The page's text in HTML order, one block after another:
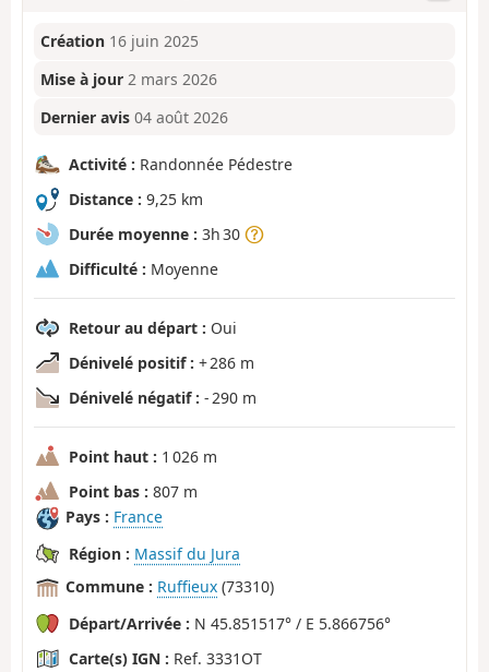
Création 16 juin 2025
Mise à jour 2 mars 2026
Dernier avis 04 août 2026
Activité : Randonnée Pédestre
Distance : 9,25 km
Durée moyenne : 3h 30
Difficulté : Moyenne
Retour au départ : Oui
Dénivelé positif : + 286 m
Dénivelé négatif : - 290 m
Point haut : 1 026 m
Point bas : 807 m
Pays : France
Région : Massif du Jura
Commune : Ruffieux (73310)
Départ/Arrivée : N 45.851517° / E 5.866756°
Carte(s) IGN : Ref. 3331OT